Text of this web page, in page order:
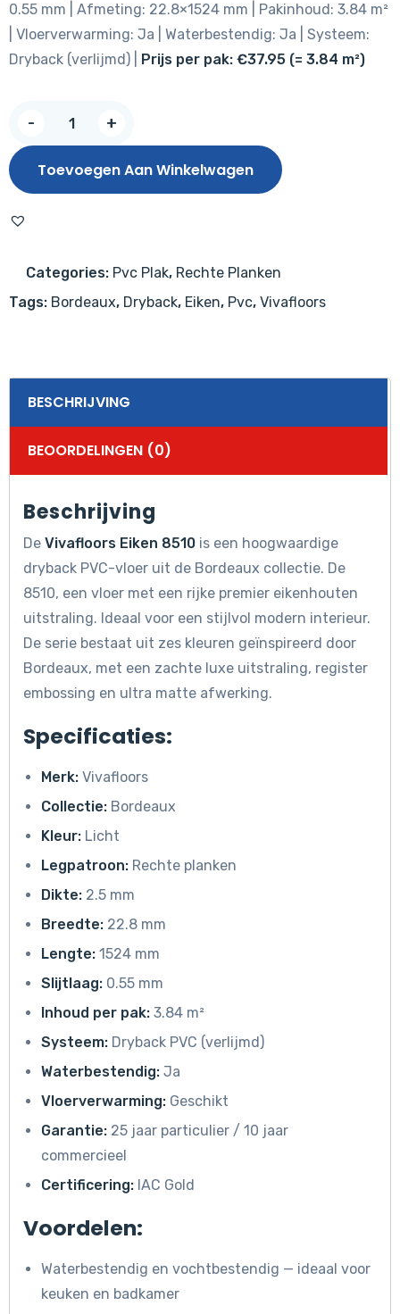
€ 43,95.
€ 37,95.
0.55 mm | Afmeting: 22.8×1524 mm | Pakinhoud: 3.84 m²
| Vloerverwarming: Ja | Waterbestendig: Ja | Systeem:
Dryback (verlijmd) |
Prijs per pak: €37.95 (= 3.84 m²)
-
8510
aantal
+
Toevoegen Aan Winkelwagen
Categories: Pvc Plak, Rechte Planken
Tags: Bordeaux, Dryback, Eiken, Pvc, Vivafloors
BESCHRIJVING
BEOORDELINGEN (0)
Beschrijving
De Vivafloors Eiken 8510 is een hoogwaardige
dryback PVC-vloer uit de Bordeaux collectie. De
8510, een vloer met een rijke premier eikenhouten
uitstraling. Ideaal voor een stijlvol modern interieur.
De serie bestaat uit zes kleuren geïnspireerd door
Bordeaux, met een zachte luxe uitstraling, register
embossing en ultra matte afwerking.
Specificaties:
Merk: Vivafloors
Collectie: Bordeaux
Kleur: Licht
Legpatroon: Rechte planken
Dikte: 2.5 mm
Breedte: 22.8 mm
Lengte: 1524 mm
Slijtlaag: 0.55 mm
Inhoud per pak: 3.84 m²
Systeem: Dryback PVC (verlijmd)
Waterbestendig: Ja
Vloerverwarming: Geschikt
Garantie: 25 jaar particulier / 10 jaar
commercieel
Certificering: IAC Gold
Voordelen:
Waterbestendig en vochtbestendig — ideaal voor
keuken en badkamer